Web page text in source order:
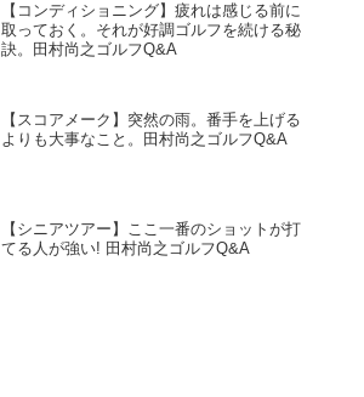
【コンディショニング】疲れは感じる前に
取っておく。それが好調ゴルフを続ける秘
訣。田村尚之ゴルフQ&A
【スコアメーク】突然の雨。番手を上げる
よりも大事なこと。田村尚之ゴルフQ&A
【シニアツアー】ここ一番のショットが打
てる人が強い! 田村尚之ゴルフQ&A